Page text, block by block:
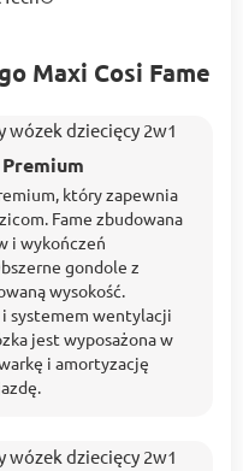
Maxi Cosi Fame
który zapewnia
Fame zbudowana
i wykończeń
gondole z
wysokość.
systemem wentylacji
jest wyposażona w
i amortyzację